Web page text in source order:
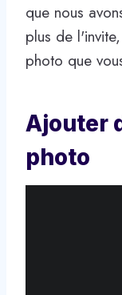
que nous
plus de
photo que
Ajouter
photo